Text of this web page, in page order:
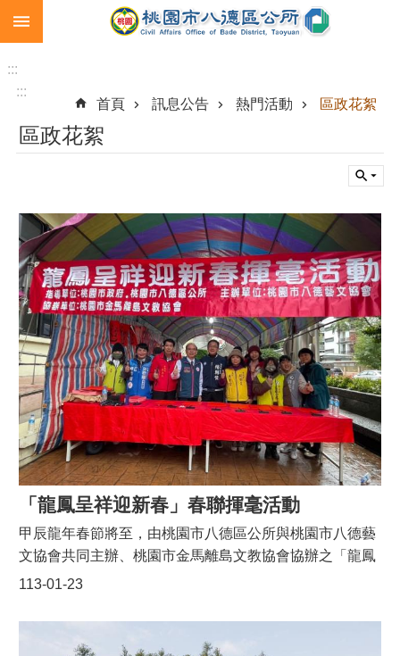
跳到主要內容區塊
市
民
急
難
救
助
進
階
搜
尋
本
區
介
訊
息
公
告
生
:::
:::
首頁
訊息公告 熱門活動 區政花絮
區政花絮
「龍鳳呈祥迎新春」春聯揮毫活動
113-01-23
甲辰龍年春節將至，由桃園市八德區公所與桃園市八德藝
文協會共同主辦、桃園市金馬離島文教協會協辦之「龍鳳
呈祥迎新春」活動今（23）日在八德區公所1樓廣場熱鬧
公所表示，本所自110年起連年與桃園市八德藝文協會合
作舉辦揮毫送春聯活動，今年已邁入第4年，活動當天將